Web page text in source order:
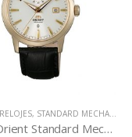
RELOJES, STANDARD MECHANICAL
Reloj Orient Standard Mechanical AF05002W